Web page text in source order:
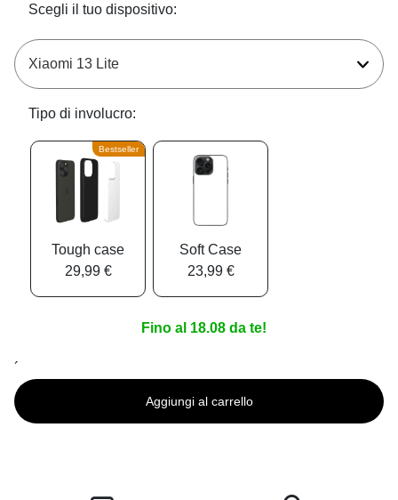
Scegli il tuo dispositivo:
Tipo di involucro:
Bestseller
Tough case
29,99 €
Soft Case
23,99 €
Fino al 18.08 da te!
´
Aggiungi al carrello